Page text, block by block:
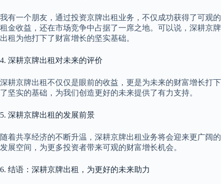
我有一个朋友，通过投资京牌出租业务，不仅成功获得了可观的
租金收益，还在市场竞争中占据了一席之地。可以说，深耕京牌
出租为他打下了财富增长的坚实基础。
4. 深耕京牌出租对未来的评价
深耕京牌出租不仅仅是眼前的收益，更是为未来的财富增长打下
了坚实的基础，为我们创造更好的未来提供了有力支持。
5. 深耕京牌出租的发展前景
随着共享经济的不断升温，深耕京牌出租业务将会迎来更广阔的
发展空间，为更多投资者带来可观的财富增长机会。
6. 结语：深耕京牌出租，为更好的未来助力